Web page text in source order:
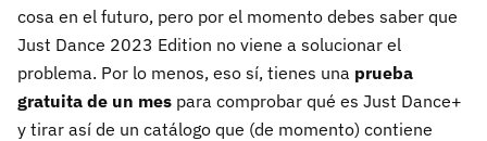
cosa en el futuro, pero por el momento debes saber que
Just Dance 2023 Edition no viene a solucionar el
problema. Por lo menos, eso sí, tienes una prueba
gratuita de un mes para comprobar qué es Just Dance+
y tirar así de un catálogo que (de momento) contiene